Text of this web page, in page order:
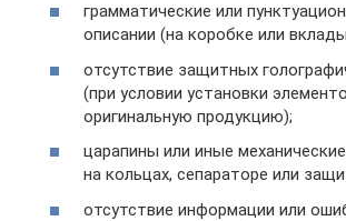
грамматические или
описании (на коробке или
отсутствие защитных
(при условии установки
оригинальную продукцию);
царапины или иные
на кольцах, сепараторе или
отсутствие информации или